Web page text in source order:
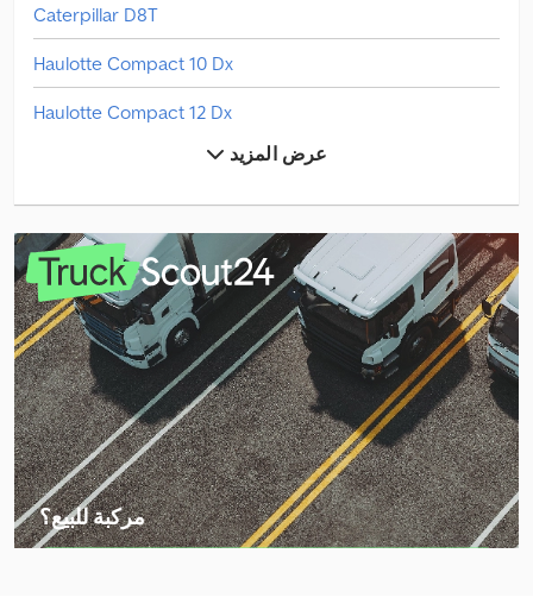
Caterpillar D8T
Haulotte Compact 10 Dx
Haulotte Compact 12 Dx
Haulotte Ht 16 Rtj Pro
Haulotte Ht 23 Rtj Pro
Haulotte Optimum 8
Hitachi Zx300Lc-6
Hitachi Zx350Lc-6
Hitachi Zx85Us-6
Jcb 220X Lc
Jcb 533-105
عرض المزيد
مركبة للبيع؟